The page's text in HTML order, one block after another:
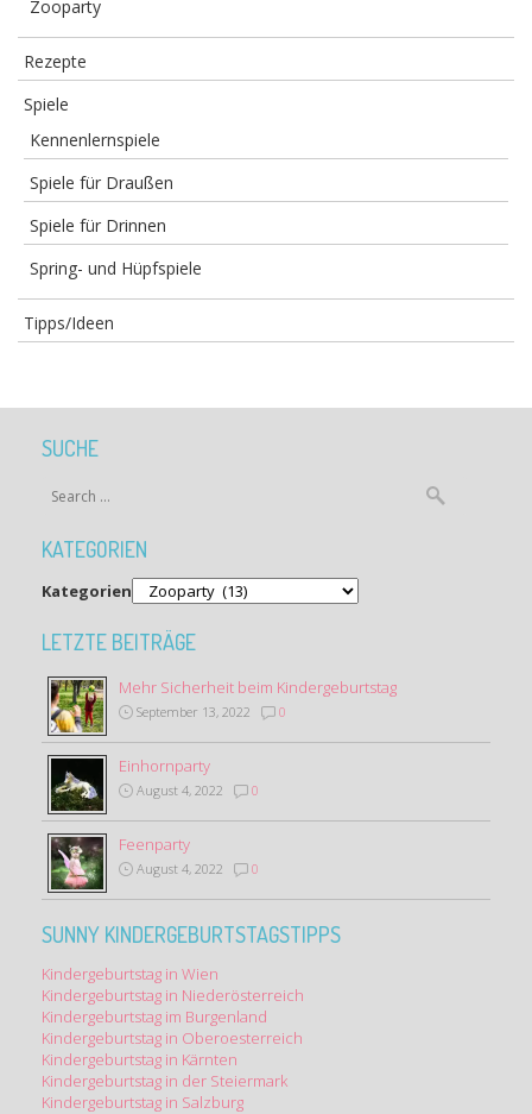
Zooparty
Rezepte
Spiele
Kennenlernspiele
Spiele für Draußen
Spiele für Drinnen
Spring- und Hüpfspiele
Tipps/Ideen
SUCHE
KATEGORIEN
Kategorien
LETZTE BEITRÄGE
Mehr Sicherheit beim Kindergeburtstag
September 13, 2022 0
Einhornparty
August 4, 2022 0
Feenparty
August 4, 2022 0
SUNNY KINDERGEBURTSTAGSTIPPS
Kindergeburtstag in Wien
Kindergeburtstag in Niederösterreich
Kindergeburtstag im Burgenland
Kindergeburtstag in Oberoesterreich
Kindergeburtstag in Kärnten
Kindergeburtstag in der Steiermark
Kindergeburtstag in Salzburg